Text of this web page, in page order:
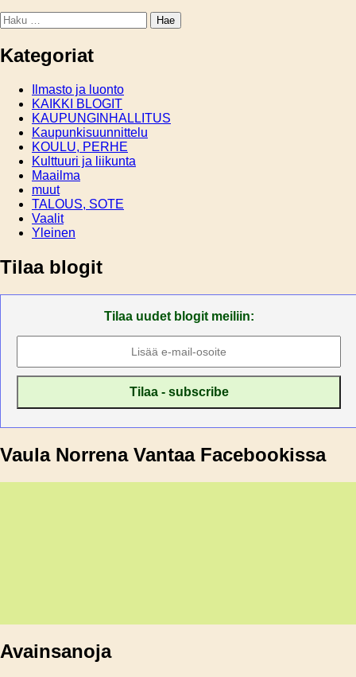
Haku:
Kategoriat
Ilmasto ja luonto
KAIKKI BLOGIT
KAUPUNGINHALLITUS
Kaupunkisuunnittelu
KOULU, PERHE
Kulttuuri ja liikunta
Maailma
muut
TALOUS, SOTE
Vaalit
Yleinen
Tilaa blogit
Tilaa uudet blogit meiliin:
Vaula Norrena Vantaa Facebookissa
Avainsanoja